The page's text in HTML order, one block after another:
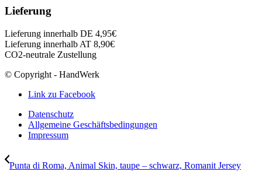
Lieferung
Lieferung innerhalb DE 4,95€
Lieferung innerhalb AT 8,90€
CO2-neutrale Zustellung
© Copyright - HandWerk
Link zu Facebook
Datenschutz
Allgemeine Geschäftsbedingungen
Impressum
Punta di Roma, Animal Skin, taupe – schwarz, Romanit Jersey